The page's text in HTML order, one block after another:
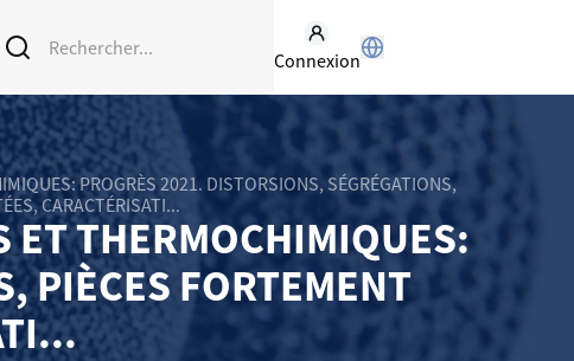
Connexion
PROGRÈS 2021. DISTORSIONS, SÉGRÉGATIONS,
CARACTÉRISATI...
ET THERMOCHIMIQUES:
PIÈCES FORTEMENT